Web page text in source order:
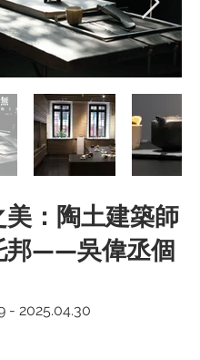
美：陶土建築師
邦——吳偉丞個
- 2025.04.30